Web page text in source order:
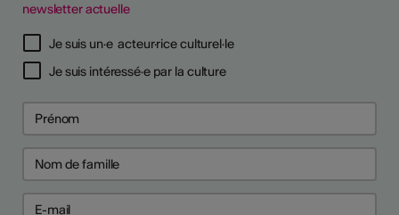
newsletter actuelle
Je suis un·e acteur·rice culturel·le
Je suis intéressé·e par la culture